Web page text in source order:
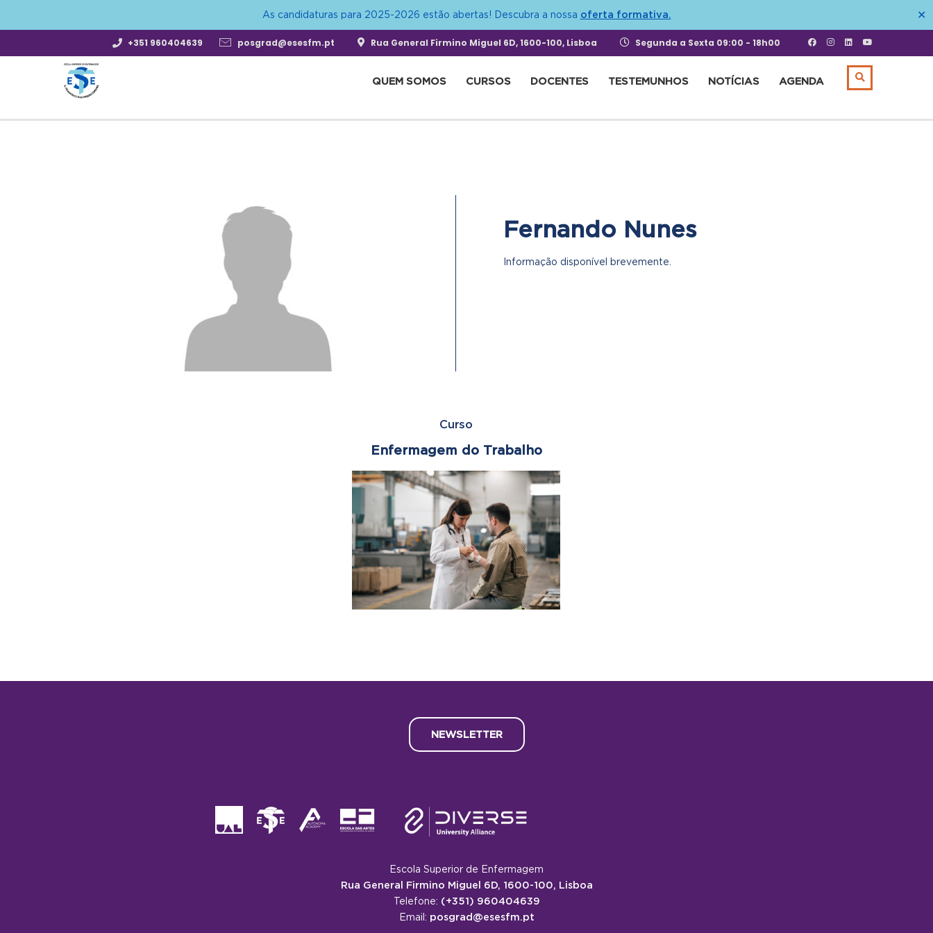
As candidaturas para 2025-2026 estão abertas! Descubra a nossa oferta formativa. ✕
Segunda a Sexta 09:00 - 18h00
Rua General Firmino Miguel 6D, 1600-100, Lisboa
+351 960404639 posgrad@esesfm.pt
QUEM SOMOS CURSOS DOCENTES TESTEMUNHOS NOTÍCIAS AGENDA
Fernando Nunes
Informação disponível brevemente.
Curso
Enfermagem do Trabalho
NEWSLETTER
Escola Superior de Enfermagem
Rua General Firmino Miguel 6D, 1600-100, Lisboa
Telefone: (+351) 960404639
Email: posgrad@esesfm.pt